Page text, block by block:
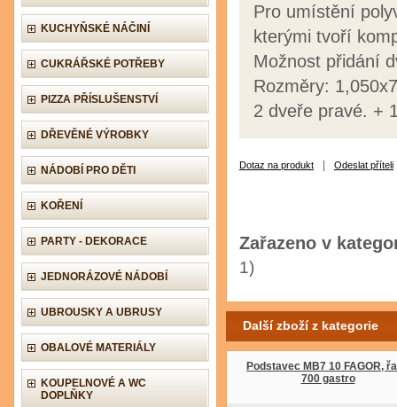
KUCHYŇSKÉ NÁČINÍ
CUKRÁŘSKÉ POTŘEBY
PIZZA PŘÍSLUŠENSTVÍ
DŘEVĚNÉ VÝROBKY
NÁDOBÍ PRO DĚTI
KOŘENÍ
PARTY - DEKORACE
JEDNORÁZOVÉ NÁDOBÍ
UBROUSKY A UBRUSY
OBALOVÉ MATERIÁLY
KOUPELNOVÉ A WC
DOPLŇKY
Pro umístění
kterými tvoří
Možnost přidání
Rozměry:
2 dveře pravé. +
Dotaz na produkt Odeslat příteli
Zařazeno v
1)
Další zboží z kategorie
Podstavec MB7 10 FAGOR,
700 gastro